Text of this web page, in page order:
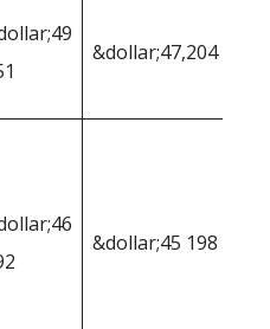
&dollar;47,204
&dollar;45 198